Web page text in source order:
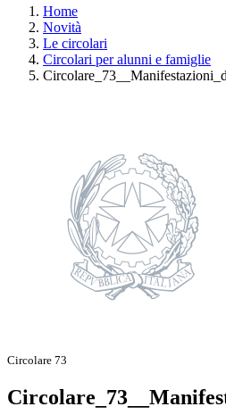
Home
Novità
Le circolari
Circolari per alunni e famiglie
Circolare 73